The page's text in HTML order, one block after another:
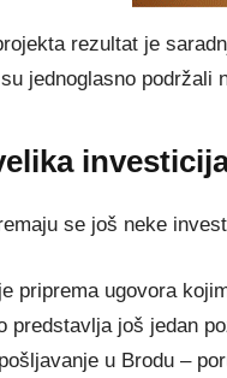
rezultat je
jednoglasno podržali
se još neke
priprema ugovora
predstavlja još jedan
u Brodu –